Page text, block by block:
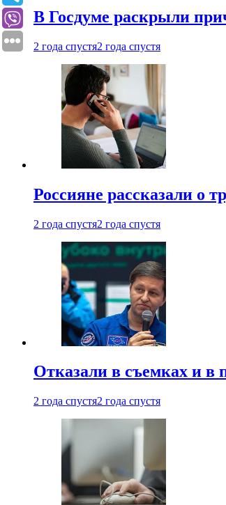
В Госдуме раскрыли
2 года спустя2 года спустя
Россияне рассказали о
2 года спустя2 года спустя
Отказали в съемках и в
2 года спустя2 года спустя